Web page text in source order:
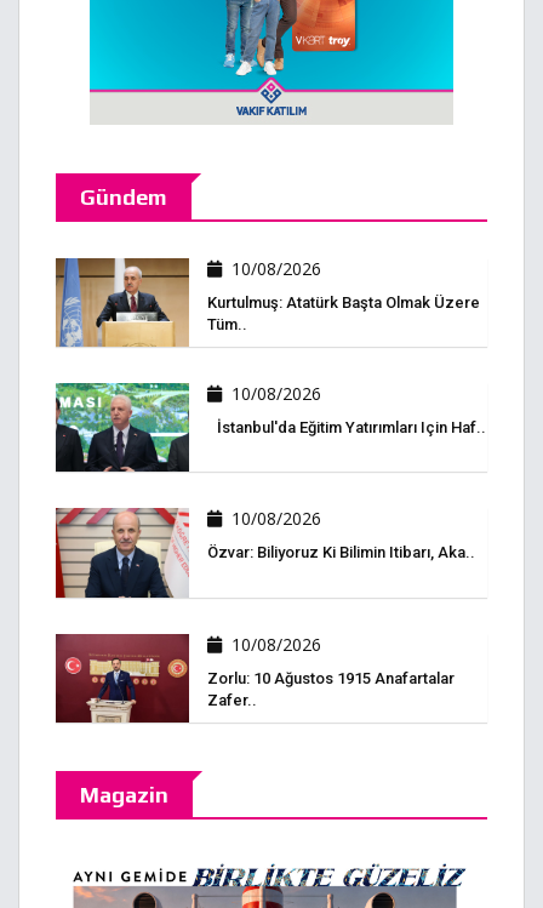
Gündem
10/08/2026
Kurtulmuş: Atatürk Başta Olmak Üzere
Tüm..
10/08/2026
İstanbul'da Eğitim Yatırımları Için Haf..
10/08/2026
Özvar: Biliyoruz Ki Bilimin Itibarı, Aka..
10/08/2026
Zorlu: 10 Ağustos 1915 Anafartalar
Zafer..
Magazin